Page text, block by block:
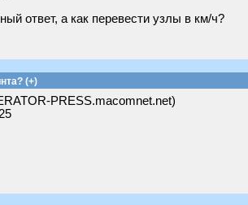
ответ, а как перевести узлы в км/ч?
(+)
PRESS.macomnet.net)